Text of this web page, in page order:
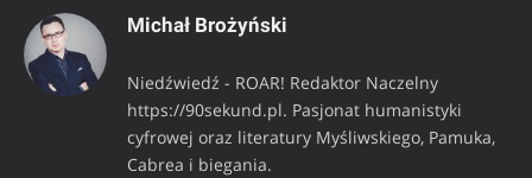
Michał Brożyński
Niedźwiedź - ROAR! Redaktor Naczelny
https://90sekund.pl. Pasjonat humanistyki
cyfrowej oraz literatury Myśliwskiego, Pamuka,
Cabrea i biegania.